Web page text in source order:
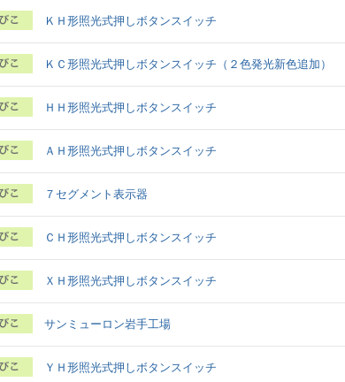
ＫＨ形照光式押しボタンスイッチ
ＫＣ形照光式押しボタンスイッチ（２色発光新色追加）
ＨＨ形照光式押しボタンスイッチ
ＡＨ形照光式押しボタンスイッチ
７セグメント表示器
ＣＨ形照光式押しボタンスイッチ
ＸＨ形照光式押しボタンスイッチ
サンミューロン岩手工場
ＹＨ形照光式押しボタンスイッチ